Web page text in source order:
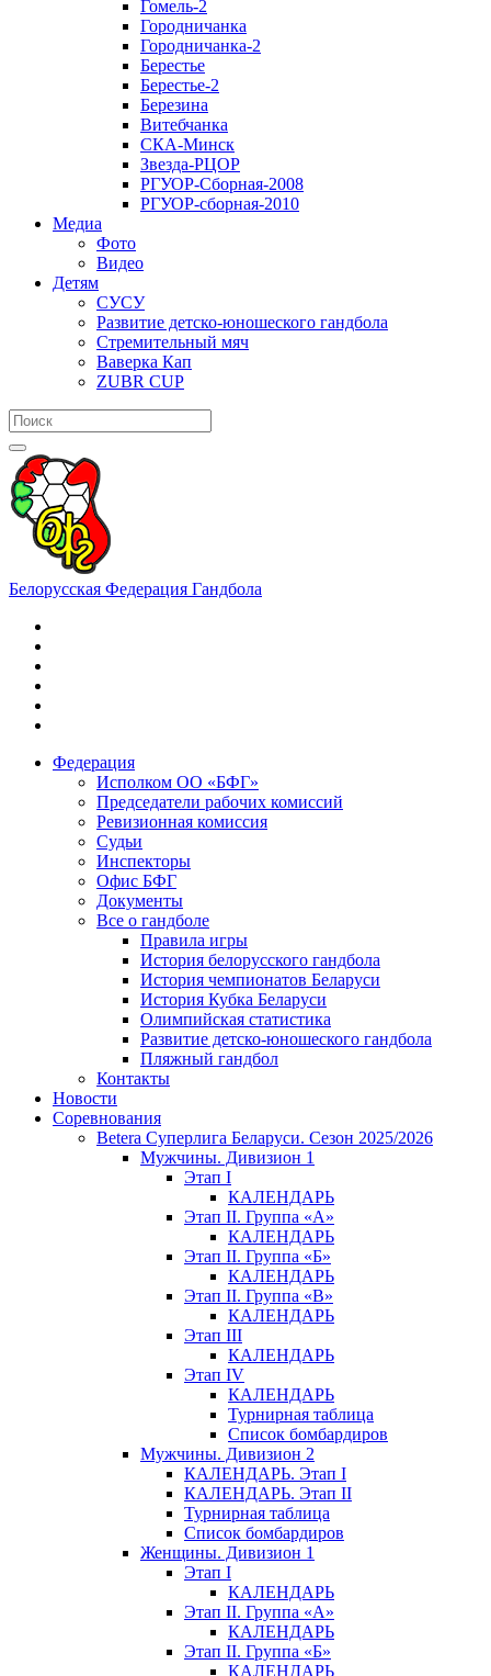
Гомель-2
Городничанка
Городничанка-2
Берестье
Берестье-2
Березина
Витебчанка
СКА-Минск
Звезда-РЦОР
РГУОР-Сборная-2008
РГУОР-сборная-2010
Медиа
Фото
Видео
Детям
СУСУ
Развитие детско-юношеского гандбола
Стремительный мяч
Ваверка Кап
ZUBR CUP
Белорусская Федерация Гандбола
Федерация
Исполком ОО «БФГ»
Председатели рабочих комиссий
Ревизионная комиссия
Судьи
Инспекторы
Офис БФГ
Документы
Все о гандболе
Правила игры
История белорусского гандбола
История чемпионатов Беларуси
История Кубка Беларуси
Олимпийская статистика
Развитие детско-юношеского гандбола
Пляжный гандбол
Контакты
Новости
Соревнования
Betera Суперлига Беларуси. Сезон 2025/2026
Мужчины. Дивизион 1
Этап I
КАЛЕНДАРЬ
Этап II. Группа «А»
КАЛЕНДАРЬ
Этап II. Группа «Б»
КАЛЕНДАРЬ
Этап II. Группа «В»
КАЛЕНДАРЬ
Этап III
КАЛЕНДАРЬ
Этап IV
КАЛЕНДАРЬ
Турнирная таблица
Список бомбардиров
Мужчины. Дивизион 2
КАЛЕНДАРЬ. Этап I
КАЛЕНДАРЬ. Этап II
Турнирная таблица
Список бомбардиров
Женщины. Дивизион 1
Этап I
КАЛЕНДАРЬ
Этап II. Группа «А»
КАЛЕНДАРЬ
Этап II. Группа «Б»
КАЛЕНДАРЬ